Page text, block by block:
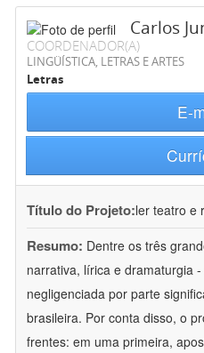
Carlos
COORDENADOR(A)
LINGÜÍSTICA, LETRAS E ARTES
Letras
E-
Título do Projeto:ler teatro e
Resumo: Dentre os três
narrativa, lírica e dramaturgia
negligenciada por parte
brasileira. Por conta disso, o
frentes: em uma primeira,